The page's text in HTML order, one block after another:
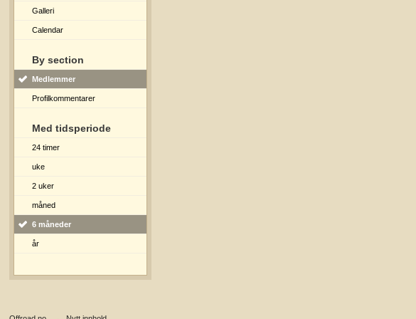
Galleri
Calendar
By section
Medlemmer
Profilkommentarer
Med tidsperiode
24 timer
uke
2 uker
måned
6 måneder
år